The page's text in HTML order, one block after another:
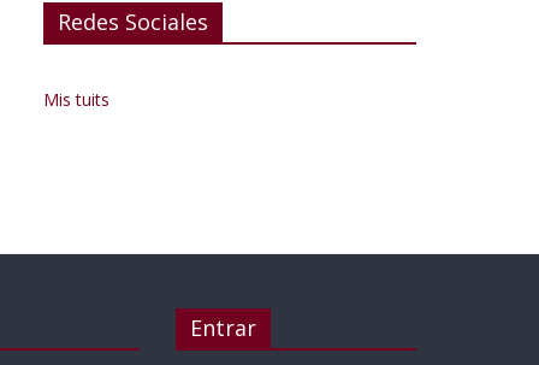
Redes Sociales
Mis tuits
Entrar